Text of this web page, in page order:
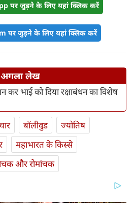
पर जुड़ने के लिए यहां क्लिक करें
पर जुड़ने के लिए यहां क्लिक करें
अगला लेख
कर भाई को दिया रक्षाबंधन का विशेष
बॉलीवुड
ज्योतिष
महाभारत के किस्से
और रोमांचक